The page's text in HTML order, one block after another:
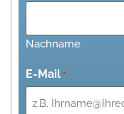
Nachname
E-Mail *